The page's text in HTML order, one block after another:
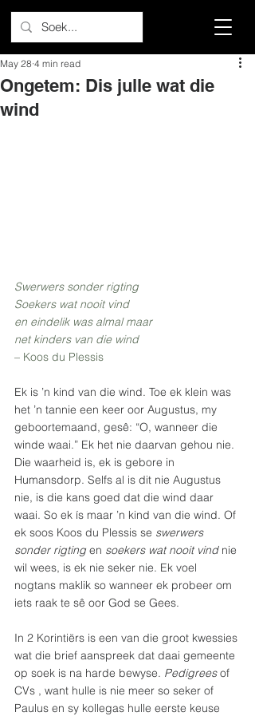
Ongetem: Dis julle wat die
wind
May 28 4 min read
Swerwers sonder rigting
Soekers wat nooit vind
en eindelik was almal maar
net kinders van die wind
– Koos du Plessis
Ek is ’n kind van die wind. Toe ek klein was
het ’n tannie een keer oor Augustus, my
geboortemaand, gesê: “O, wanneer die
winde waai.” Ek het nie daarvan gehou nie.
Die waarheid is, ek is gebore in
Humansdorp. Selfs al is dit nie Augustus
nie, is die kans goed dat die wind daar
waai. So ek ís maar ’n kind van die wind. Of
ek soos Koos du Plessis se swerwers
sonder rigting en soekers wat nooit vind nie
wil wees, is ek nie seker nie. Ek voel
nogtans maklik so wanneer ek probeer om
iets raak te sê oor God se Gees.
In 2 Korintiërs is een van die groot kwessies
wat die brief aanspreek dat daai gemeente
op soek is na harde bewyse. Pedigrees of
CVs , want hulle is nie meer so seker of
Paulus en sy kollegas hulle eerste keuse